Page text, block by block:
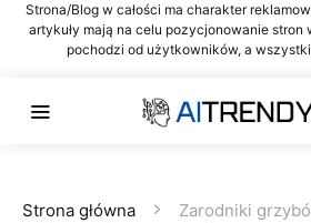
Strona/Blog w całości ma charakter
artykuły mają na celu pozycjonowanie stron
pochodzi od użytkowników, a
Strona główna
Zarodniki